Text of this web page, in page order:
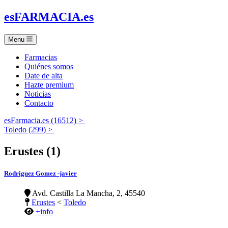
esFARMACIA.es
Menu
Farmacias
Quiénes somos
Date de alta
Hazte premium
Noticias
Contacto
esFarmacia.es (16512) >
Toledo (299) >
Erustes (1)
Rodriguez Gomez -javier
Avd. Castilla La Mancha, 2, 45540
Erustes < Toledo
+info